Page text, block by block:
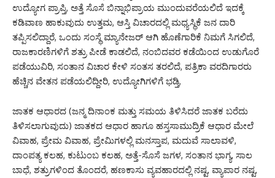
ಉದ್ಯೋಗ ಪ್ರಾಪ್ತಿ, ಅತ್ತೆ ಸೊಸೆ ಬಿನ್ನಾಭಿಪ್ರಾಯ ಮುಂದುವರೆಯಲಿದೆ ಇದಕ್ಕೆ
ಕಡಿವಾಣ ಹಾಕುವುದು ಉತ್ತಮ, ಆಸ್ತಿ ವಿಚಾರದಲ್ಲಿ ಮಧ್ಯಸ್ಥಿಕೆ ಜನ ದಾರಿ
ತಪ್ಪಿಸಲಿದ್ದಾರೆ, ಒಂದು ಸಂಸ್ಥೆ ಮ್ಯಾನೇಜರ್ ಆಗಿ ಹೊಣೆಗಾರಿಕೆ ನಿಮಗೆ ಸಿಗಲಿದೆ,
ರಾಜಕಾರಣಿಗಳಿಗೆ ಶತ್ರು ಪೀಡೆ ಕಾಡಲಿದೆ, ನಂಬಿದವರ ಕಡೆಯಿಂದ ಉಡುಗೊರೆ
ಪಡೆಯುವಿರಿ, ಸಂತಾನ ವಿಚಾರ ಕೇಳಿ ಸಂತಸ ತರಲಿದೆ, ಪತ್ರಿಕಾ ವರದಿಗಾರರು
ಹೆಚ್ಚಿನ ವೇತನ ಪಡೆಯಲಿದ್ದೀರಿ, ಉದ್ಯೋಗಿಗಳಿಗೆ ಭಡ್ತಿ,
ಜಾತಕ ಆಧಾರದ (ಜನ್ಮ ದಿನಾಂಕ ಮತ್ತು ಸಮಯ ತಿಳಿಸಿದರೆ ಜಾತಕ ಬರೆದು
ತಿಳಿಸಲಾಗುವುದು) ಜಾತಕದ ಆಧಾರ ಹಾಗೂ ಹಸ್ತಸಾಮುದ್ರಿಕೆ ಆಧಾರ ಮೇಲೆ
ವಿವಾಹ, ಪ್ರೇಮ ವಿವಾಹ, ಪ್ರೇಮಿಗಳಲ್ಲಿ ಮನಸ್ತಾಪ, ಮದುವೆ ಸಾಲಾವಳಿ,
ದಾಂಪತ್ಯ ಕಲಹ, ಕುಟುಂಬ ಕಲಹ, ಅತ್ತೆ-ಸೊಸೆ ಜಗಳ, ಸಂತಾನ ಭಾಗ್ಯ, ಸಾಲ
ಬಾಧೆ, ಶತ್ರುಗಳಿಂದ ತೊಂದರೆ, ಹಣಕಾಸು ವ್ಯವಹಾರದಲ್ಲಿ ನಷ್ಟ, ವ್ಯಾಪಾರ ನಷ್ಟ,